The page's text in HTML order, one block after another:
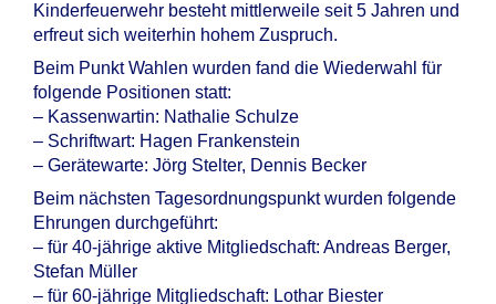
Kinderfeuerwehr besteht mittlerweile seit 5 Jahren und
erfreut sich weiterhin hohem Zuspruch.
Beim Punkt Wahlen wurden fand die Wiederwahl für
folgende Positionen statt:
– Kassenwartin: Nathalie Schulze
– Schriftwart: Hagen Frankenstein
– Gerätewarte: Jörg Stelter, Dennis Becker
Beim nächsten Tagesordnungspunkt wurden folgende
Ehrungen durchgeführt:
– für 40-jährige aktive Mitgliedschaft: Andreas Berger,
Stefan Müller
– für 60-jährige Mitgliedschaft: Lothar Biester